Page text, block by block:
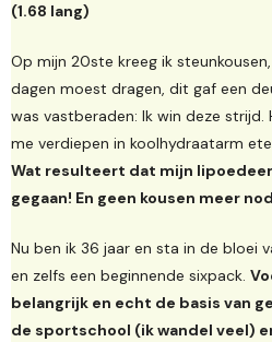
(1.68 lang)
Op mijn 20ste kreeg ik
dagen moest dragen, dit gaf een
was vastberaden: Ik win deze strijd.
me verdiepen in koolhydraatarm
Wat resulteert dat mijn
gegaan! En geen kousen meer
Nu ben ik 36 jaar en sta in de bloei
en zelfs een beginnende sixpack.
belangrijk en echt de basis van
de sportschool (ik wandel veel)